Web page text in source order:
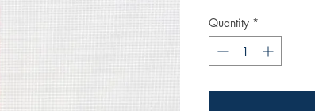
Quantity *